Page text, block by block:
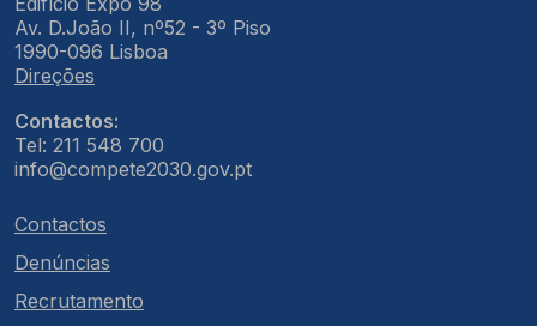
Av. D.João II, nº52 - 3º Piso
1990-096 Lisboa
Direções
Contactos:
Tel: 211 548 700
info@compete2030.gov.pt
Contactos
Denúncias
Recrutamento